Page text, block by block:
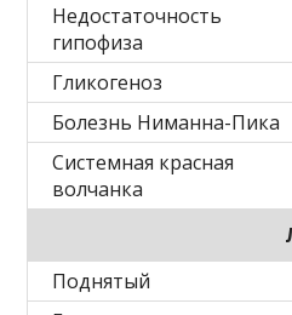
Недостаточность
гипофиза
Гликогеноз
Болезнь Ниманна-Пика
Системная красная
волчанка
Поднятый